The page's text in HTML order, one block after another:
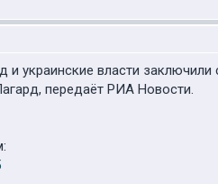
украинские власти заключили
передаёт РИА Новости.